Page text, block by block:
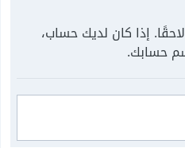
إذا كان لديك حساب،
حسابك.